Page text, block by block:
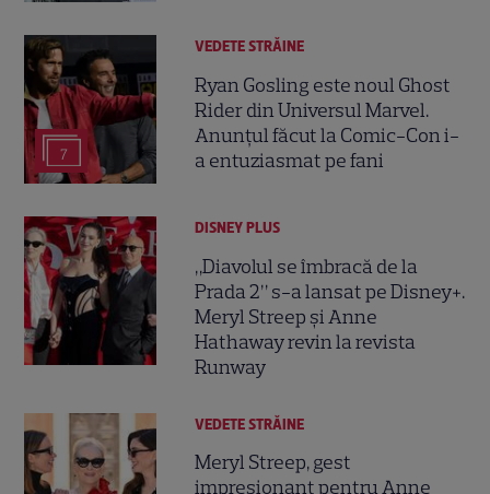
7
VEDETE STRĂINE
Ryan Gosling este noul Ghost
Rider din Universul Marvel.
Anunțul făcut la Comic-Con i-
a entuziasmat pe fani
DISNEY PLUS
„Diavolul se îmbracă de la
Prada 2” s-a lansat pe Disney+.
Meryl Streep și Anne
Hathaway revin la revista
Runway
VEDETE STRĂINE
Meryl Streep, gest
impresionant pentru Anne